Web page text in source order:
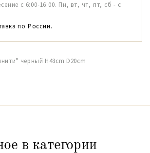
с 6:00-16:00. Пн, вт, чт, пт, сб - с
по России.
черный H48cm D20cm
в категории